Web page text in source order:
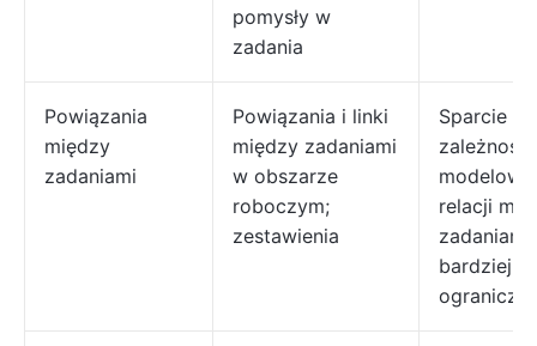
pomysły w
zadania
Powiązania
między
zadaniami
Powiązania i linki
między zadaniami
w obszarze
roboczym;
zestawienia
Sparcie
relacji
zadaniami
bardziej